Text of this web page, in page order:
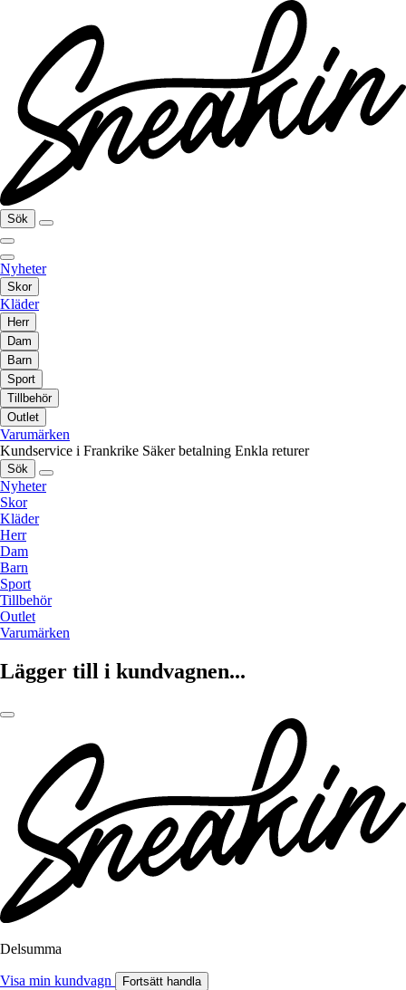
Sök
Nyheter
Skor
Kläder
Herr
Dam
Barn
Sport
Tillbehör
Outlet
Varumärken
Kundservice i Frankrike Säker betalning Enkla returer
Sök
Nyheter
Skor
Kläder
Herr
Dam
Barn
Sport
Tillbehör
Outlet
Varumärken
Lägger till i kundvagnen...
Delsumma
Visa min kundvagn Fortsätt handla